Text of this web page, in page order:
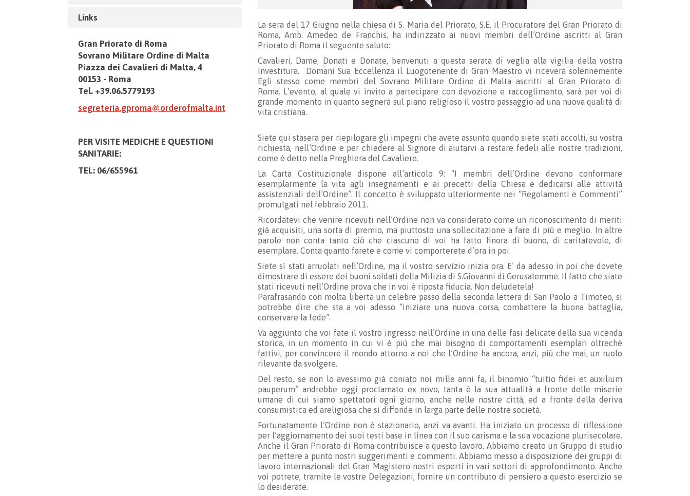
Links
Gran Priorato di Roma
Sovrano Militare Ordine di Malta
Piazza dei Cavalieri di Malta, 4
00153 - Roma
Tel. +39.06.5779193
segreteria.gproma@orderofmalta.int
PER VISITE MEDICHE E QUESTIONI
SANITARIE:
TEL: 06/655961
La sera del 17 Giugno nella chiesa di S. Maria del Priorato, S.E. il Procuratore del Gran Priorato di
Roma, Amb. Amedeo de Franchis, ha indirizzato ai nuovi membri dell’Ordine ascritti al Gran
Priorato di Roma il seguente saluto:
Cavalieri, Dame, Donati e Donate, benvenuti a questa serata di veglia alla vigilia della vostra
Investitura. Domani Sua Eccellenza il Luogotenente di Gran Maestro vi riceverà solennemente
Egli stesso come membri del Sovrano Militare Ordine di Malta ascritti al Gran Priorato di
Roma. L’evento, al quale vi invito a partecipare con devozione e raccoglimento, sarà per voi di
grande momento in quanto segnerà sul piano religioso il vostro passaggio ad una nuova qualità di
vita cristiana.
Siete qui stasera per riepilogare gli impegni che avete assunto quando siete stati accolti, su vostra
richiesta, nell’Ordine e per chiedere al Signore di aiutarvi a restare fedeli alle nostre tradizioni,
come è detto nella Preghiera del Cavaliere.
La Carta Costituzionale dispone all’articolo 9: “I membri dell’Ordine devono conformare
esemplarmente la vita agli insegnamenti e ai precetti della Chiesa e dedicarsi alle attività
assistenziali dell’Ordine”. Il concetto è sviluppato ulteriormente nei “Regolamenti e Commenti”
promulgati nel febbraio 2011.
Ricordatevi che venire ricevuti nell’Ordine non va considerato come un riconoscimento di meriti
già acquisiti, una sorta di premio, ma piuttosto una sollecitazione a fare di più e meglio. In altre
parole non conta tanto ciò che ciascuno di voi ha fatto finora di buono, di caritatevole, di
esemplare. Conta quanto farete e come vi comporterete d’ora in poi.
Siete sì stati arruolati nell’Ordine, ma il vostro servizio inizia ora. E’ da adesso in poi che dovete
dimostrare di essere dei buoni soldati della Milizia di S.Giovanni di Gerusalemme. Il fatto che siate
stati ricevuti nell’Ordine prova che in voi è riposta fiducia. Non deludetela!
Parafrasando con molta libertà un celebre passo della seconda lettera di San Paolo a Timoteo, si
potrebbe dire che sta a voi adesso “iniziare una nuova corsa, combattere la buona battaglia,
conservare la fede”.
Va aggiunto che voi fate il vostro ingresso nell’Ordine in una delle fasi delicate della sua vicenda
storica, in un momento in cui vi è più che mai bisogno di comportamenti esemplari oltreché
fattivi, per convincere il mondo attorno a noi che l’Ordine ha ancora, anzi, più che mai, un ruolo
rilevante da svolgere.
Del resto, se non lo avessimo già coniato noi mille anni fa, il binomio “tuitio fidei et auxilium
pauperum” andrebbe oggi proclamato ex novo, tanta è la sua attualità a fronte delle miserie
umane di cui siamo spettatori ogni giorno, anche nelle nostre città, ed a fronte della deriva
consumistica ed areligiosa che si diffonde in larga parte delle nostre società.
Fortunatamente l’Ordine non è stazionario, anzi va avanti. Ha iniziato un processo di riflessione
per l’aggiornamento dei suoi testi base in linea con il suo carisma e la sua vocazione plurisecolare.
Anche il Gran Priorato di Roma contribuisce a questo lavoro. Abbiamo creato un Gruppo di studio
per mettere a punto nostri suggerimenti e commenti. Abbiamo messo a disposizione dei gruppi di
lavoro internazionali del Gran Magistero nostri esperti in vari settori di approfondimento. Anche
voi potrete, tramite le vostre Delegazioni, fornire un contributo di pensiero a questo esercizio se
lo desiderate.